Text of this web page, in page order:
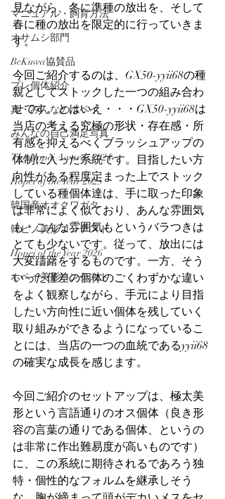
マニュアル・飼育方法
オサムシ部門
BeKuwa協賛品
プレ個体紹介
真・みんなのホペイ
みんなの自己満足写真
The Hopei Awards 2024
Hopei of the Year 2025
韓国産オオクワガタ
韓ビノ美形コンテスト
Hopei of the Year 2026
ホペイ美形コンテスト
見ながら、冬に準種の放出を、そして
春に種の放出を限定的に行っていきま
す。
今回ご紹介するのは、GX50-yyii68の種
親としてストックした一つの組み合わ
せです。とはいえ・・・GX50-yyii68は
当店の考える究極の形状・存在感・所
有感を抑えるべくブラッシュアップの
体制に入った系統です。目指したい方
向性がある程度定まった上でストック
している種個体達は、手に取った印象
は非常によく似ており、あんな雰囲気
も・こんな雰囲気もというバラつきは
とても少ないです。従って、放出には
大変躊躇をするものです。一方、そう
いった僅差の個体のごくわずかな違い
をよく観察しながら、手元により目指
したい方向性に近い個体を残していく
取り組みができるようになっているこ
とには、当店の一つの血統であるyyii68
の確実な成長を感じます。
今回ご紹介のセットアップは、極太美
形という言語通りのオス個体（良き形
容の言葉の通りである個体、というの
は非常に作出難易度が高いものです）
に、この系統に期待されるであろう独
特・個性的なフォルムを継承しそう